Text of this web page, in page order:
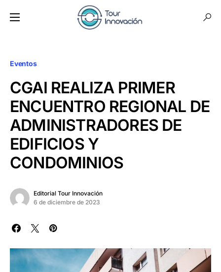
Eventos
CGAI REALIZA PRIMER
ENCUENTRO REGIONAL DE
ADMINISTRADORES DE
EDIFICIOS Y
CONDOMINIOS
Editorial Tour Innovación
6 de diciembre de 2023